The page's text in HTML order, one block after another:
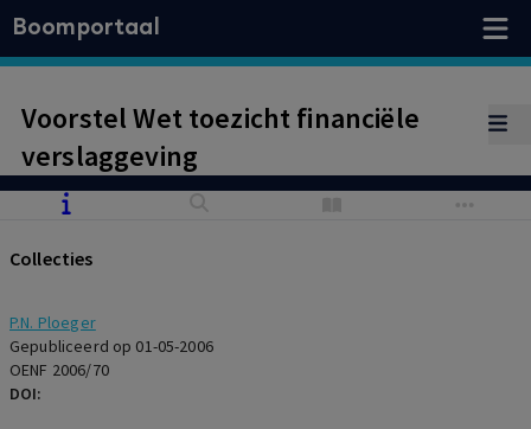
Boomportaal
Voorstel Wet toezicht financiële
verslaggeving
Collecties
P.N. Ploeger
Gepubliceerd op 01-05-2006
OENF 2006/70
DOI: